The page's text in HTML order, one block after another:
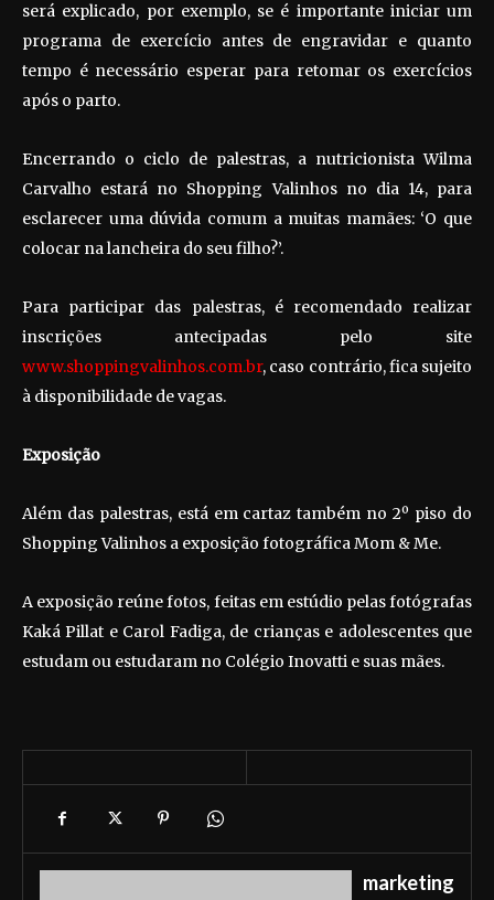
será explicado, por exemplo, se é importante iniciar um
programa de exercício antes de engravidar e quanto
tempo é necessário esperar para retomar os exercícios
após o parto.
Encerrando o ciclo de palestras, a nutricionista Wilma
Carvalho estará no Shopping Valinhos no dia 14, para
esclarecer uma dúvida comum a muitas mamães: ‘O que
colocar na lancheira do seu filho?’.
Para participar das palestras, é recomendado realizar
inscrições antecipadas pelo site
www.shoppingvalinhos.com.br, caso contrário, fica sujeito
à disponibilidade de vagas.
Exposição
Além das palestras, está em cartaz também no 2º piso do
Shopping Valinhos a exposição fotográfica Mom & Me.
A exposição reúne fotos, feitas em estúdio pelas fotógrafas
Kaká Pillat e Carol Fadiga, de crianças e adolescentes que
estudam ou estudaram no Colégio Inovatti e suas mães.
marketing